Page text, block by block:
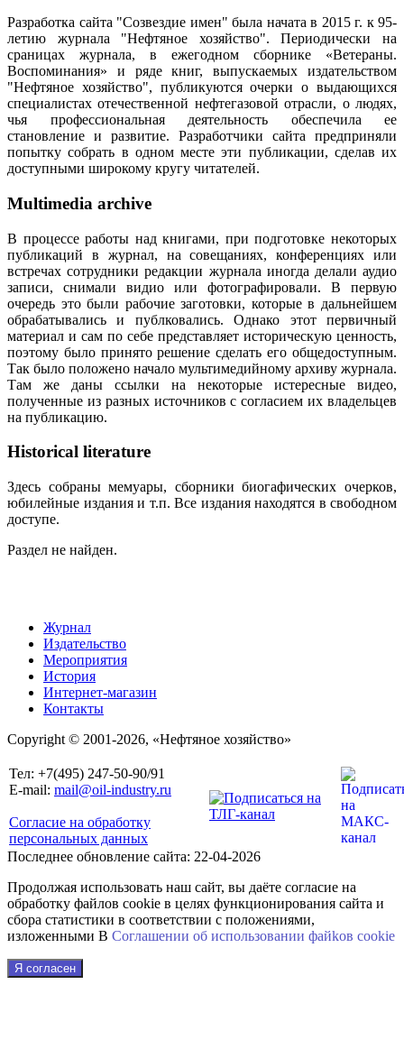
Разработка сайта "Созвездие имен" была начата в 2015 г. к 95-
летию журнала "Нефтяное хозяйство". Периодически на
сраницах журнала, в ежегодном сборнике «Ветераны.
Воспоминания» и ряде книг, выпускаемых издательством
"Нефтяное хозяйство", публикуются очерки о выдающихся
специалистах отечественной нефтегазовой отрасли, о людях,
чья профессиональная деятельность обеспечила ее
становление и развитие. Разработчики сайта предприняли
попытку собрать в одном месте эти публикации, сделав их
доступными широкому кругу читателей.
Multimedia archive
В процессе работы над книгами, при подготовке некоторых
публикаций в журнал, на совещаниях, конференциях или
встречах сотрудники редакции журнала иногда делали аудио
записи, снимали видио или фотографировали. В первую
очередь это были рабочие заготовки, которые в дальнейшем
обрабатывались и публковались. Однако этот первичный
материал и сам по себе представляет историческую ценность,
поэтому было принято решение сделать его общедоступным.
Так было положено начало мультимедийному архиву журнала.
Там же даны ссылки на некоторые истересные видео,
полученные из разных источников с согласием их владельцев
на публикацию.
Historical literature
Здесь собраны мемуары, сборники биогафических очерков,
юбилейные издания и т.п. Все издания находятся в свободном
доступе.
Раздел не найден.
Журнал
Издательство
Мероприятия
История
Интернет-магазин
Контакты
Copyright © 2001-2026, «Нефтяное хозяйство»
Тел: +7(495) 247-50-90/91
E-mail: mail@oil-industry.ru
Согласие на обработку
персональных данных
Последнее обновление сайта: 22-04-2026
Продолжая использовать наш сайт, вы даёте согласие на
обработку файлов cookie в целях функционирования сайта и
сбора статистики в соответствии с положениями,
изложенными В Соглашении об использовании файkов cookie
Я согласен